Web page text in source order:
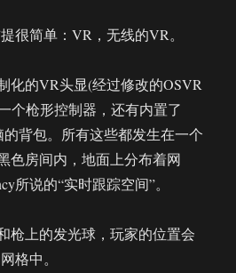
很简单：VR，无线的VR。
化的VR头显(经过修改的OSVR
个枪形控制器，还有内置了
的背包。所有这些都发生在一个
色房间内，地面上分布着网
所说的“实时跟踪空间”。
枪上的发光球，玩家的位置会
格中。